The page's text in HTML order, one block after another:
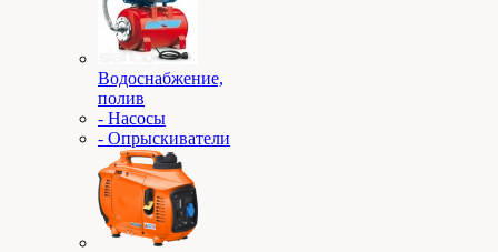
Водоснабжение,
полив
- Насосы
- Опрыскиватели